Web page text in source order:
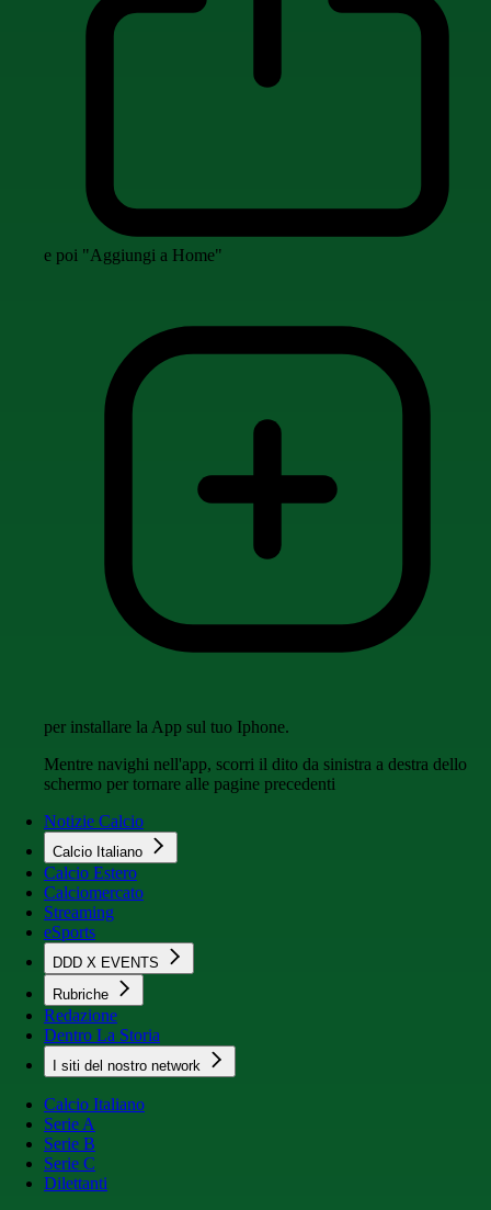
e poi "Aggiungi a Home"
per installare la App sul tuo Iphone.
Mentre navighi nell'app, scorri il dito da sinistra a destra dello
schermo per tornare alle pagine precedenti
Notizie Calcio
Calcio Italiano
Calcio Estero
Calciomercato
Streaming
eSports
DDD X EVENTS
Rubriche
Redazione
Dentro La Storia
I siti del nostro network
Calcio Italiano
Serie A
Serie B
Serie C
Dilettanti